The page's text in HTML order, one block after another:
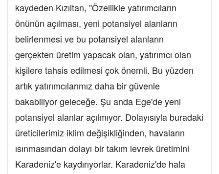
kaydeden Kızıltan, "Özellikle yatırımcıların
önünün açılması, yeni potansiyel alanların
belirlenmesi ve bu potansiyel alanların
gerçekten üretim yapacak olan, yatırımcı olan
kişilere tahsis edilmesi çok önemli. Bu yüzden
artık yatırımcılarımız daha bir güvenle
bakabiliyor geleceğe. Şu anda Ege'de yeni
potansiyel alanlar açılmıyor. Dolayısıyla buradaki
üreticilerimiz iklim değişikliğinden, havaların
ısınmasından dolayı bir takım levrek üretimini
Karadeniz'e kaydırıyorlar. Karadeniz'de hala